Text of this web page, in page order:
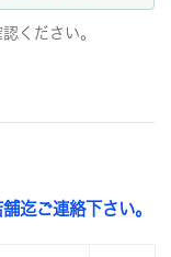
ください。
迄ご連絡下さい。